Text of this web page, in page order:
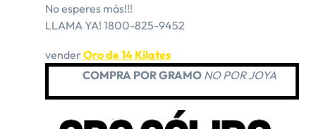
​​No esperes más!!!
LLAMA YA! 1800-825-9452
vender Oro de 14 Kilates
COMPRA POR GRAMO NO POR JOYA